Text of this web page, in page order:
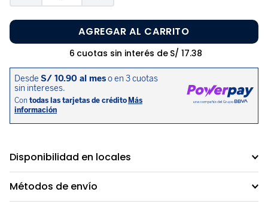
AGREGAR AL CARRITO
6 cuotas sin interés de S/ 17.38
Disponibilidad en locales
Métodos de envío